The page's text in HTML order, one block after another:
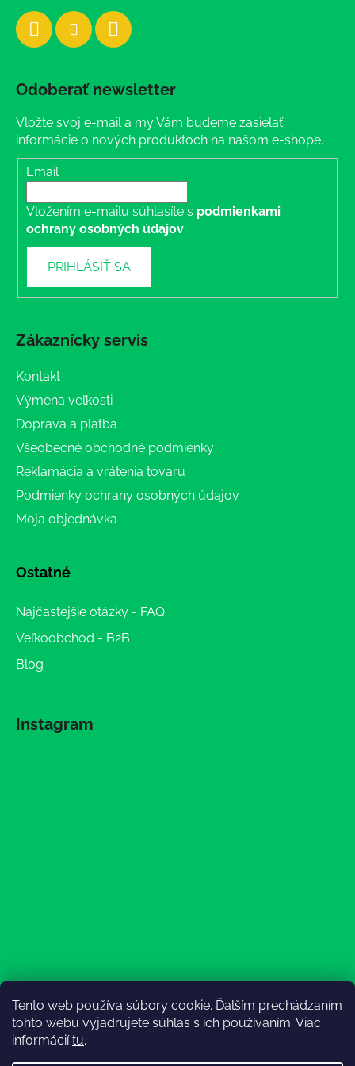
Tento web používa súbory cookie. Ďalším prechádzaním
tohto webu vyjadrujete súhlas s ich používaním. Viac
informáciítu.
Odoberať newsletter
Vložte svoj e-mail a my Vám budeme zasielať
informácie o nových produktoch na našom e-shope.
Email
Vložením e-mailu súhlasíte s podmienkami
ochrany osobných údajov
PRIHLÁSIŤ SA
Zákaznícky servis
Kontakt
Výmena veľkosti
Doprava a platba
Všeobecné obchodné podmienky
Reklamácia a vrátenia tovaru
Podmienky ochrany osobných údajov
Moja objednávka
Ostatné
Najčastejšie otázky - FAQ
Veľkoobchod - B2B
Blog
Instagram
Sledovať na Instagrame